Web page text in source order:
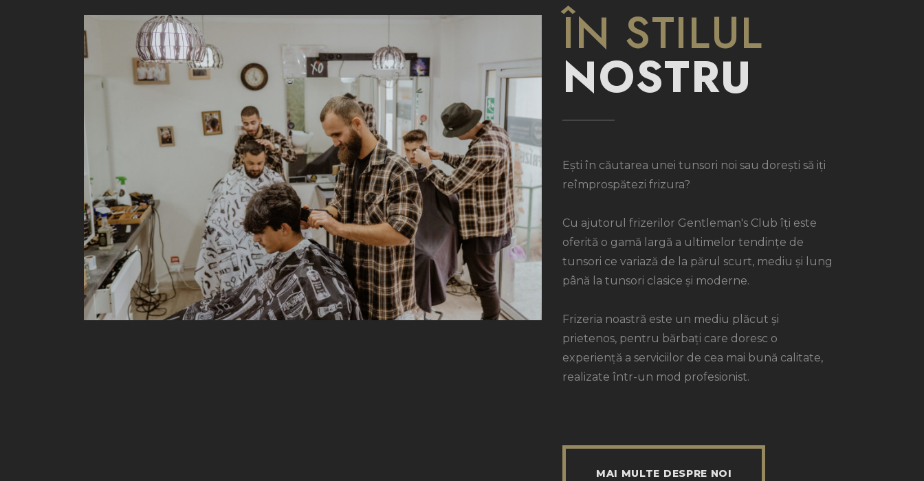
ÎN STILUL
NOSTRU
Ești în căutarea unei tunsori noi sau dorești să iți
reîmprospătezi frizura?
Cu ajutorul frizerilor Gentleman's Club îți este
oferită o gamă largă a ultimelor tendințe de
tunsori ce variază de la părul scurt, mediu și lung
până la tunsori clasice și moderne.
Frizeria noastră este un mediu plăcut și
prietenos, pentru bărbați care doresc o
experiență a serviciilor de cea mai bună calitate,
realizate într-un mod profesionist.
MAI MULTE DESPRE NOI